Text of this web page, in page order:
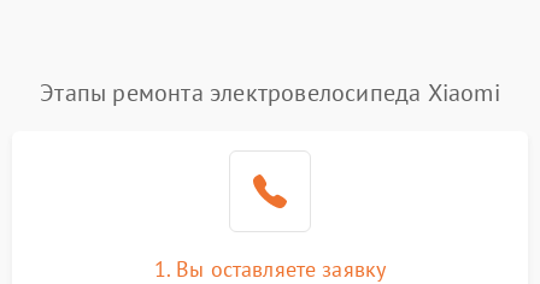
Этапы ремонта электровелосипеда Xiaomi
1. Вы оставляете заявку